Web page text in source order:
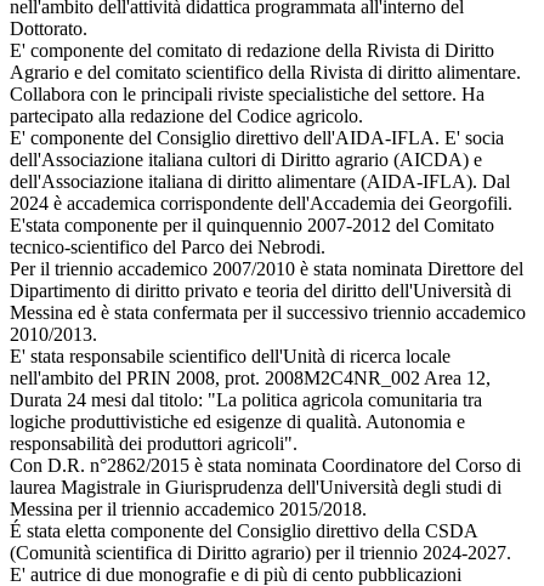
nell'ambito dell'attività didattica programmata all'interno del
Dottorato.
E' componente del comitato di redazione della Rivista di Diritto
Agrario e del comitato scientifico della Rivista di diritto alimentare.
Collabora con le principali riviste specialistiche del settore. Ha
partecipato alla redazione del Codice agricolo.
E' componente del Consiglio direttivo dell'AIDA-IFLA. E' socia
dell'Associazione italiana cultori di Diritto agrario (AICDA) e
dell'Associazione italiana di diritto alimentare (AIDA-IFLA). Dal
2024 è accademica corrispondente dell'Accademia dei Georgofili.
E'stata componente per il quinquennio 2007-2012 del Comitato
tecnico-scientifico del Parco dei Nebrodi.
Per il triennio accademico 2007/2010 è stata nominata Direttore del
Dipartimento di diritto privato e teoria del diritto dell'Università di
Messina ed è stata confermata per il successivo triennio accademico
2010/2013.
E' stata responsabile scientifico dell'Unità di ricerca locale
nell'ambito del PRIN 2008, prot. 2008M2C4NR_002 Area 12,
Durata 24 mesi dal titolo: "La politica agricola comunitaria tra
logiche produttivistiche ed esigenze di qualità. Autonomia e
responsabilità dei produttori agricoli".
Con D.R. n°2862/2015 è stata nominata Coordinatore del Corso di
laurea Magistrale in Giurisprudenza dell'Università degli studi di
Messina per il triennio accademico 2015/2018.
É stata eletta componente del Consiglio direttivo della CSDA
(Comunità scientifica di Diritto agrario) per il triennio 2024-2027.
E' autrice di due monografie e di più di cento pubblicazioni